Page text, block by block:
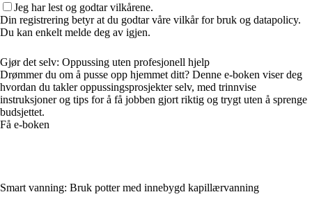
Jeg har lest og godtar vilkårene.
Din registrering betyr at du godtar våre vilkår for bruk og datapolicy.
Du kan enkelt melde deg av igjen.
Gjør det selv: Oppussing uten profesjonell hjelp
Drømmer du om å pusse opp hjemmet ditt? Denne e-boken viser deg
hvordan du takler oppussingsprosjekter selv, med trinnvise
instruksjoner og tips for å få jobben gjort riktig og trygt uten å sprenge
budsjettet.
Få e-boken
Smart vanning: Bruk potter med innebygd kapillærvanning